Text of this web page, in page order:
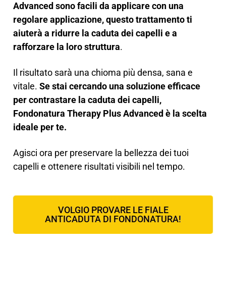
Advanced sono facili da applicare con una
regolare applicazione, questo trattamento ti
aiuterà a ridurre la caduta dei capelli e a
rafforzare la loro struttura.
Il risultato sarà una chioma più densa, sana e
vitale. Se stai cercando una soluzione efficace
per contrastare la caduta dei capelli,
Fondonatura Therapy Plus Advanced è la scelta
ideale per te.
Agisci ora per preservare la bellezza dei tuoi
capelli e ottenere risultati visibili nel tempo.
VOLGIO PROVARE LE FIALE
ANTICADUTA DI FONDONATURA!